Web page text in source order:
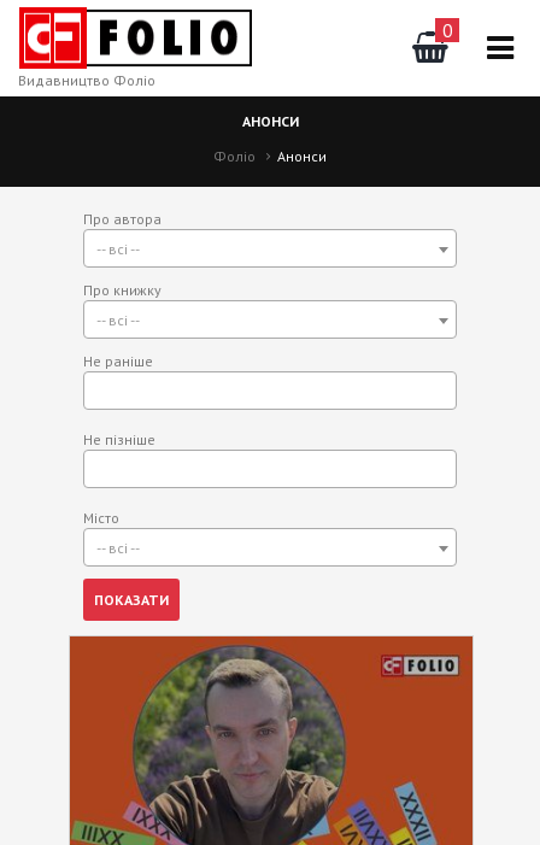
0
Видавництво Фоліо
АНОНСИ
Фоліо
Анонси
Про автора
-- всі --
Про книжку
-- всі --
Не раніше
Не пізніше
Місто
-- всі --